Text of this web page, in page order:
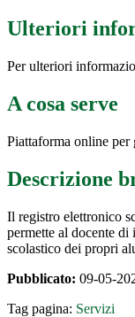
Ulteriori
Per ulteriori
A cosa serve
Piattaforma online per
Descrizione
Il registro elettronico
permette al docente
scolastico dei propri
Pubblicato: 09-05-
Tag pagina: Servizi